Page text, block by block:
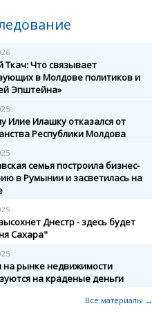
Ткач: Что связывает
в Молдове политиков и
Эпштейна»
Илие Илашку отказался от
Республики Молдова
семья построила бизнес-
в Румынии и засветилась на
Днестр - здесь будет
Сахара"
на рынке недвижимости
на краденые деньги
Все материалы →